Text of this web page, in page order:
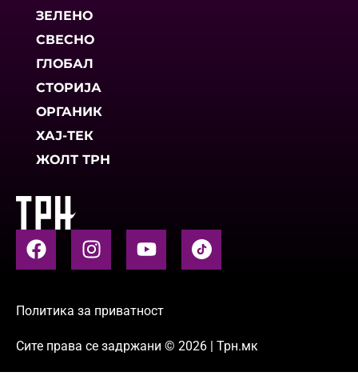
ЗЕЛЕНО
СВЕСНО
ГЛОБАЛ
СТОРИЈА
ОРГАНИК
ХАЈ-ТЕК
ЖОЛТ ТРН
Политика за приватност
Сите права се задржани © 2026 | Трн.мк